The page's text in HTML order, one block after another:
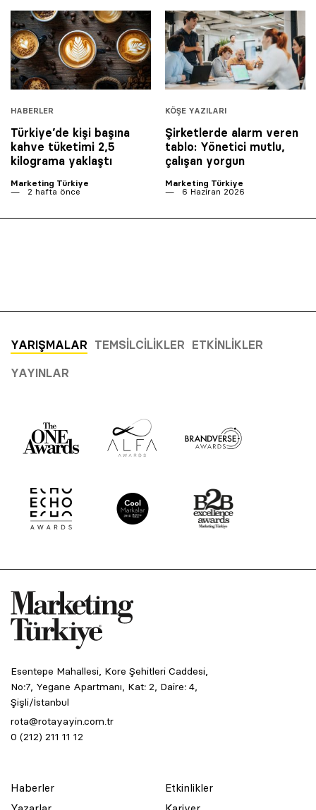
HABERLER
Türkiye’de kişi başına
kahve tüketimi 2,5
kilograma yaklaştı
Marketing Türkiye
2 hafta önce
KÖŞE YAZILARI
Şirketlerde alarm veren
tablo: Yönetici mutlu,
çalışan yorgun
Marketing Türkiye
6 Haziran 2026
YARIŞMALAR TEMSILCILIKLER ETKINLIKLER
YAYINLAR
Esentepe Mahallesi, Kore Şehitleri Caddesi,
No:7, Yegane Apartmanı, Kat: 2, Daire: 4,
Şişli/İstanbul
rota@rotayayin.com.tr
0 (212) 211 11 12
Haberler
Etkinlikler